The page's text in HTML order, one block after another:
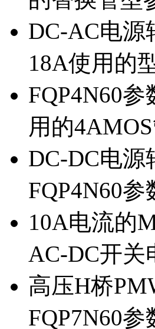
DC-AC电源
18A使用的
FQP4N60
用的4AMOS
DC-DC电源
FQP4N60
10A电流的
AC-DC开关
高压H桥
FQP7N60